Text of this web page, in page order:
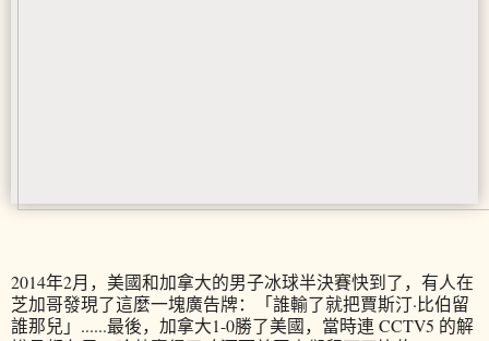
2014年2月，美國和加拿大的男子冰球半決賽快到了，有人在
芝加哥發現了這麼一塊廣告牌：「誰輸了就把賈斯汀·比伯留
誰那兒」......最後，加拿大1-0勝了美國，當時連 CCTV5 的解